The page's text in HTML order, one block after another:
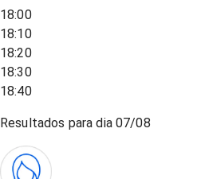
18:00
18:10
18:20
18:30
18:40
Resultados para dia07/08